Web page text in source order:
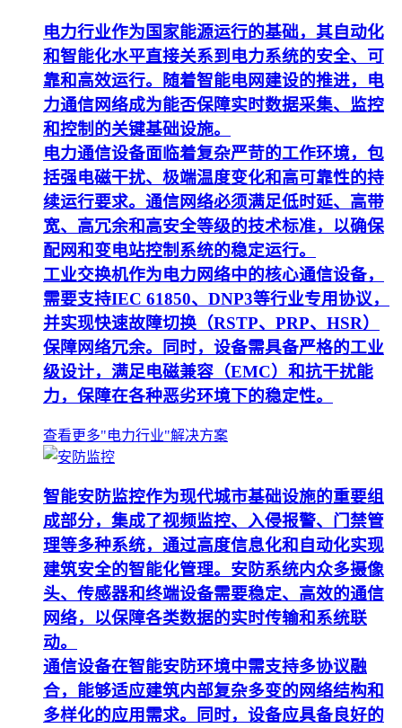
电力行业作为国家能源运行的基础，其自动化
和智能化水平直接关系到电力系统的安全、可
靠和高效运行。随着智能电网建设的推进，电
力通信网络成为能否保障实时数据采集、监控
和控制的关键基础设施。
电力通信设备面临着复杂严苛的工作环境，包
括强电磁干扰、极端温度变化和高可靠性的持
续运行要求。通信网络必须满足低时延、高带
宽、高冗余和高安全等级的技术标准，以确保
配网和变电站控制系统的稳定运行。
工业交换机作为电力网络中的核心通信设备，
需要支持IEC 61850、DNP3等行业专用协议，
并实现快速故障切换（RSTP、PRP、HSR）
保障网络冗余。同时，设备需具备严格的工业
级设计，满足电磁兼容（EMC）和抗干扰能
力，保障在各种恶劣环境下的稳定性。
查看更多"电力行业"解决方案
智能安防监控作为现代城市基础设施的重要组
成部分，集成了视频监控、入侵报警、门禁管
理等多种系统，通过高度信息化和自动化实现
建筑安全的智能化管理。安防系统内众多摄像
头、传感器和终端设备需要稳定、高效的通信
网络，以保障各类数据的实时传输和系统联
动。
通信设备在智能安防环境中需支持多协议融
合，能够适应建筑内部复杂多变的网络结构和
多样化的应用需求。同时，设备应具备良好的